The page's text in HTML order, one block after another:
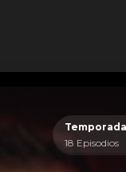
18 Episodios